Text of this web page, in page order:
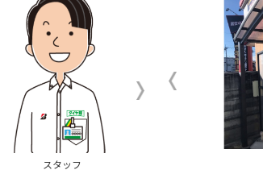
スタッフ
メンテナンスコーナー